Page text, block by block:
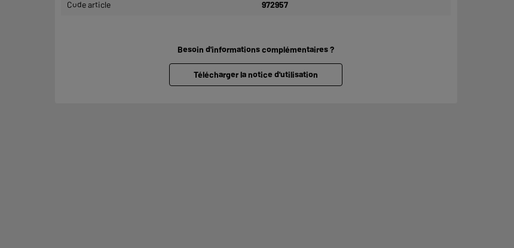
Code article 972957
Besoin d'informations complémentaires ?
Télécharger la notice d'utilisation